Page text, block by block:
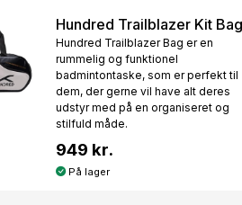
Hundred Trailblazer Kit Bag
Hundred Trailblazer Bag er en
rummelig og funktionel
badmintontaske, som er perfekt til
dem, der gerne vil have alt deres
udstyr med på en organiseret og
stilfuld måde.
949 kr.
På lager